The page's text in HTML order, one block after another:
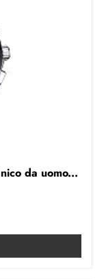
da uomo...